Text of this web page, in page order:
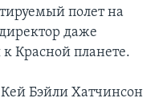
полет на
даже
к Красной планете.
Кей Бэйли Хатчинсон